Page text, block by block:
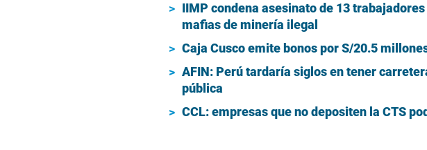
IIMP condena asesinato de 13
mafias de minería ilegal
Caja Cusco emite bonos por S/20.5
AFIN: Perú tardaría siglos en tener
pública
CCL: empresas que no depositen la CTS